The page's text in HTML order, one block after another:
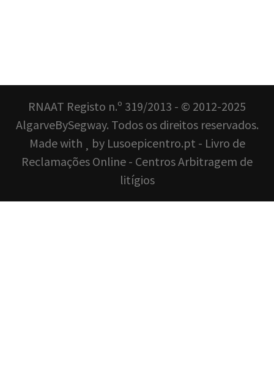
RNAAT Registo n.º 319/2013 - © 2012-2025
AlgarveBySegway. Todos os direitos reservados.
Made with
by Lusoepicentro.pt - Livro de
Reclamações Online - Centros Arbitragem de
litígios